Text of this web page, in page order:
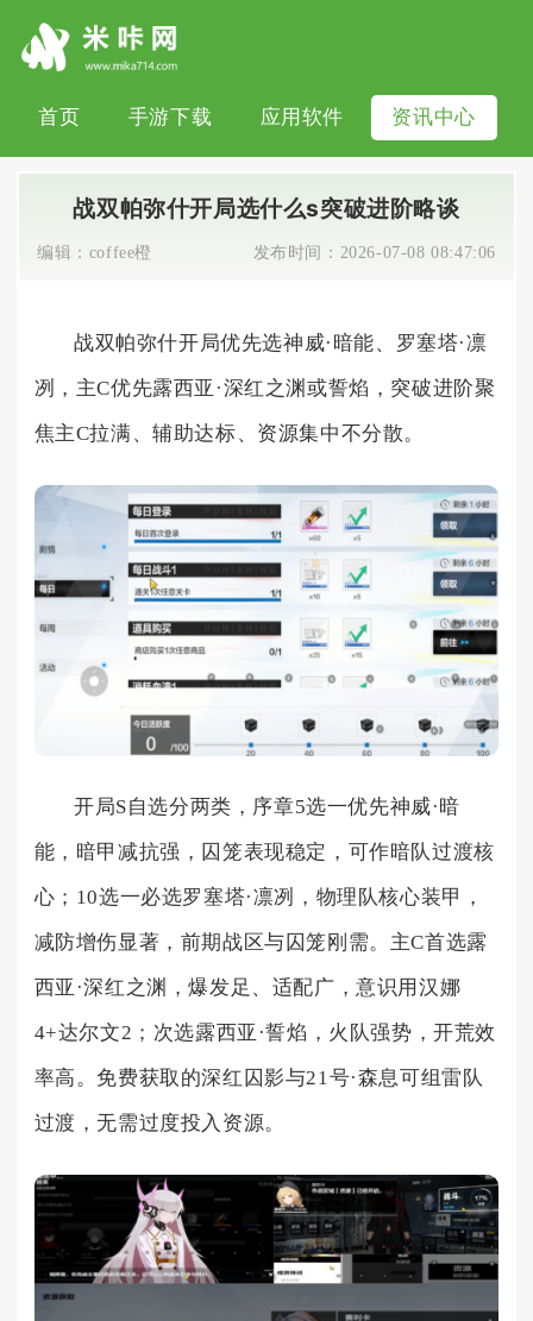
首页 手游下载 应用软件 资讯中心
战双帕弥什开局选什么s突破进阶略谈
编辑： coffee橙 发布时间： 2026-07-08 08:47:06
战双帕弥什开局优先选神威·暗能、罗塞塔·凛
冽，主C优先露西亚·深红之渊或誓焰，突破进阶聚
焦主C拉满、辅助达标、资源集中不分散。
开局S自选分两类，序章5选一优先神威·暗
能，暗甲减抗强，囚笼表现稳定，可作暗队过渡核
心；10选一必选罗塞塔·凛冽，物理队核心装甲，
减防增伤显著，前期战区与囚笼刚需。主C首选露
西亚·深红之渊，爆发足、适配广，意识用汉娜
4+达尔文2；次选露西亚·誓焰，火队强势，开荒效
率高。免费获取的深红囚影与21号·森息可组雷队
过渡，无需过度投入资源。